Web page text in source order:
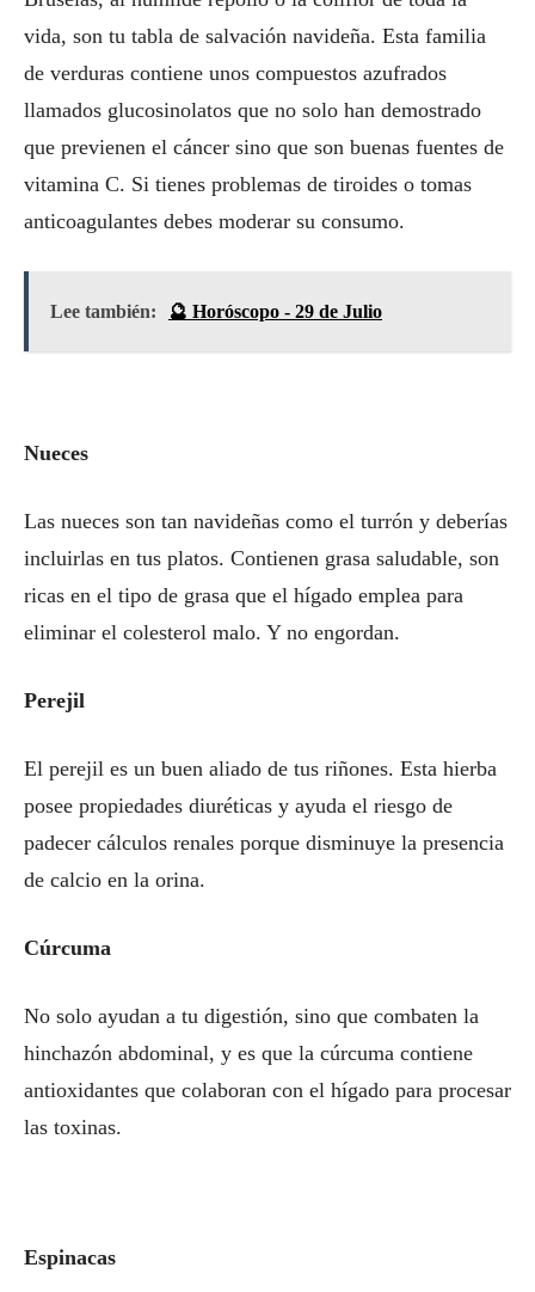
vida, son tu tabla de salvación navideña. Esta familia
de verduras contiene unos compuestos azufrados
llamados glucosinolatos que no solo han demostrado
que previenen el cáncer sino que son buenas fuentes de
vitamina C. Si tienes problemas de tiroides o tomas
anticoagulantes debes moderar su consumo.
Lee también: 🔮 Horóscopo - 29 de Julio
Nueces
Las nueces son tan navideñas como el turrón y deberías
incluirlas en tus platos. Contienen grasa saludable, son
ricas en el tipo de grasa que el hígado emplea para
eliminar el colesterol malo. Y no engordan.
Perejil
El perejil es un buen aliado de tus riñones. Esta hierba
posee propiedades diuréticas y ayuda el riesgo de
padecer cálculos renales porque disminuye la presencia
de calcio en la orina.
Cúrcuma
No solo ayudan a tu digestión, sino que combaten la
hinchazón abdominal, y es que la cúrcuma contiene
antioxidantes que colaboran con el hígado para procesar
las toxinas.
Espinacas